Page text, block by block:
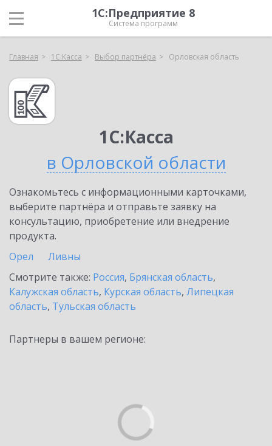
1С:Предприятие 8
Система программ
Главная 1С:Касса Выбор партнёра Орловская область
1С:Касса
в Орловской области
Ознакомьтесь с информационными карточками,
выберите партнёра и отправьте заявку на
консультацию, приобретение или внедрение
продукта.
Орел
Ливны
Смотрите также: Россия, Брянская область,
Калужская область, Курская область, Липецкая
область, Тульская область
Партнеры в вашем регионе: